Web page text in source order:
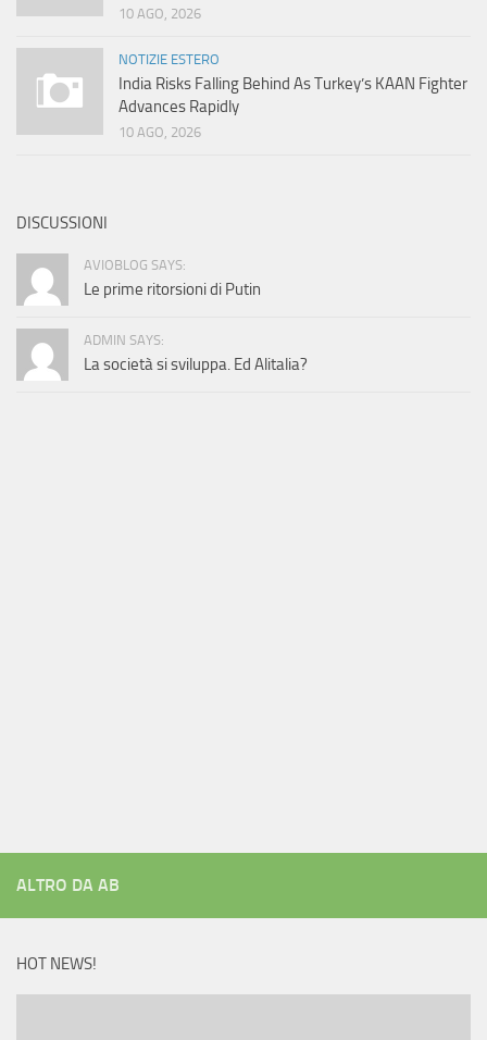
10 AGO, 2026
NOTIZIE ESTERO
India Risks Falling Behind As Turkey’s KAAN Fighter
Advances Rapidly
10 AGO, 2026
DISCUSSIONI
AVIOBLOG SAYS:
Le prime ritorsioni di Putin
ADMIN SAYS:
La società si sviluppa. Ed Alitalia?
ALTRO DA AB
HOT NEWS!